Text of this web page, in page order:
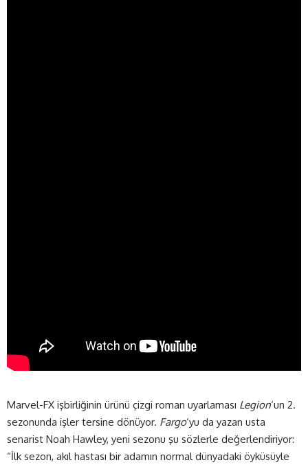
Marvel-FX işbirliğinin ürünü çizgi roman uyarlaması Legion‘un 2.
sezonunda işler tersine dönüyor. Fargo‘yu da yazan usta
senarist Noah Hawley, yeni sezonu şu sözlerle değerlendiriyor:
“İlk sezon, akıl hastası bir adamın normal dünyadaki öyküsüyle